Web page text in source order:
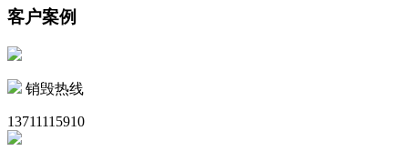
客户案例
销毁热线
13711115910